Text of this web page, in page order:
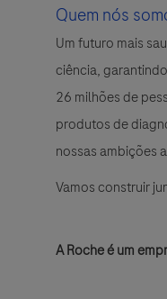
Quem nós
Um futuro mais
ciência,
26 milhões de
produtos de
nossas ambições
Vamos construir
A Roche é um